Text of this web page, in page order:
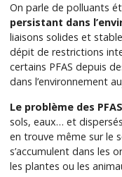
On parle de polluants
persistant dans
liaisons solides et
dépit de restrictions
certains PFAS depuis
dans l’environnement
Le problème des
sols, eaux… et
en trouve même sur le
s’accumulent dans les
les plantes ou les